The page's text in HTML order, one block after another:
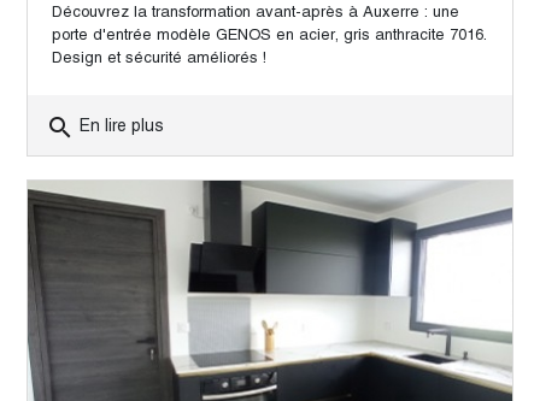
Découvrez la transformation avant-après à Auxerre : une
porte d'entrée modèle GENOS en acier, gris anthracite 7016.
Design et sécurité améliorés !
search En lire plus